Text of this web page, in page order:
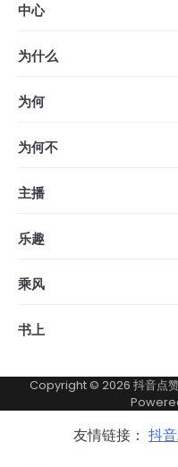
中心
为什么
为何
为何不
主播
乐趣
乘风
书上
Copyright © 2026 抖音点
友情链接： 抖